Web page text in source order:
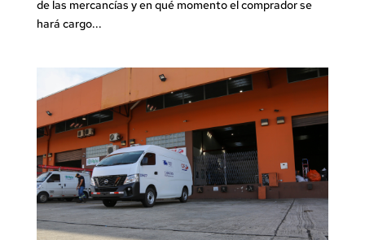
de las mercancías y en qué momento el comprador se
hará cargo...